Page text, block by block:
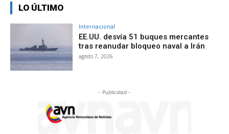
LO ÚLTIMO
Internacional
EE.UU. desvía 51 buques mercantes
tras reanudar bloqueo naval a Irán
agosto 7, 2026
- Publicidad -